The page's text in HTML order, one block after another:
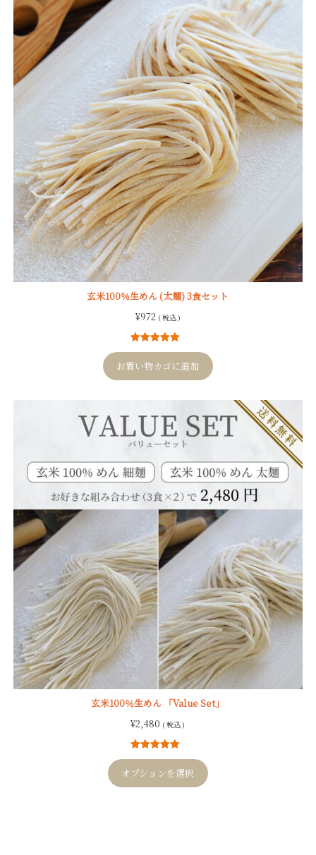
玄米100％生めん (太麺) 3食セット
¥972 ( 税込 )
1
件の利用者
評価に基づ
く5段階評価
のうち、
お買い物カゴに追加
玄米100％生めん 「Value Set」
¥2,480 ( 税込 )
6
件の利用者
評価に基づ
く5段階評価
のうち、
オプションを選択